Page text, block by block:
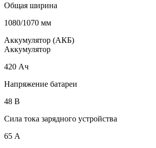
Общая ширина
1080/1070 мм
Аккумулятор (АКБ)
Аккумулятор
420 Ач
Напряжение батареи
48 B
Сила тока зарядного устройства
65 А